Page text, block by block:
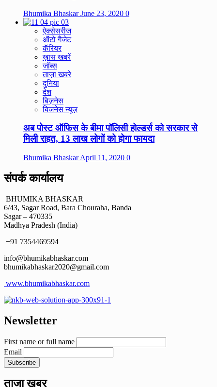
Bhumika BhaskarJune 23, 2020 0
ऐक्सेसरीज
ऑटो गैजेट
कॅरियर
ख़ास खबरें
जॉब्स
ताज़ा खबरे
दुनिया
देश
बिज़नेस
बिजनेस न्यूज़
अब पोस्ट ऑफिस के बीमा पॉलिसी होल्डर्स को सरकार से
मिली राहत, 13 लाख लोगों को होगा फायदा
Bhumika BhaskarApril 11, 2020 0
संपर्क कार्यालय
BHUMIKA BHASKAR
6/43, Sagar Road, Bara Chouraha, Banda
Sagar – 470335
Madhya Pradesh (India)
+91 7354469594
info@bhumikabhaskar.com
bhumikabhaskar2020@gmail.com
www.bhumikabhaskar.com
Newsletter
First name or full name
Email
ताजा खबर